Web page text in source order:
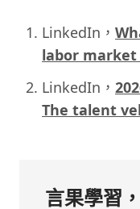
LinkedIn，
labor market
LinkedIn，
The talent
言果學習